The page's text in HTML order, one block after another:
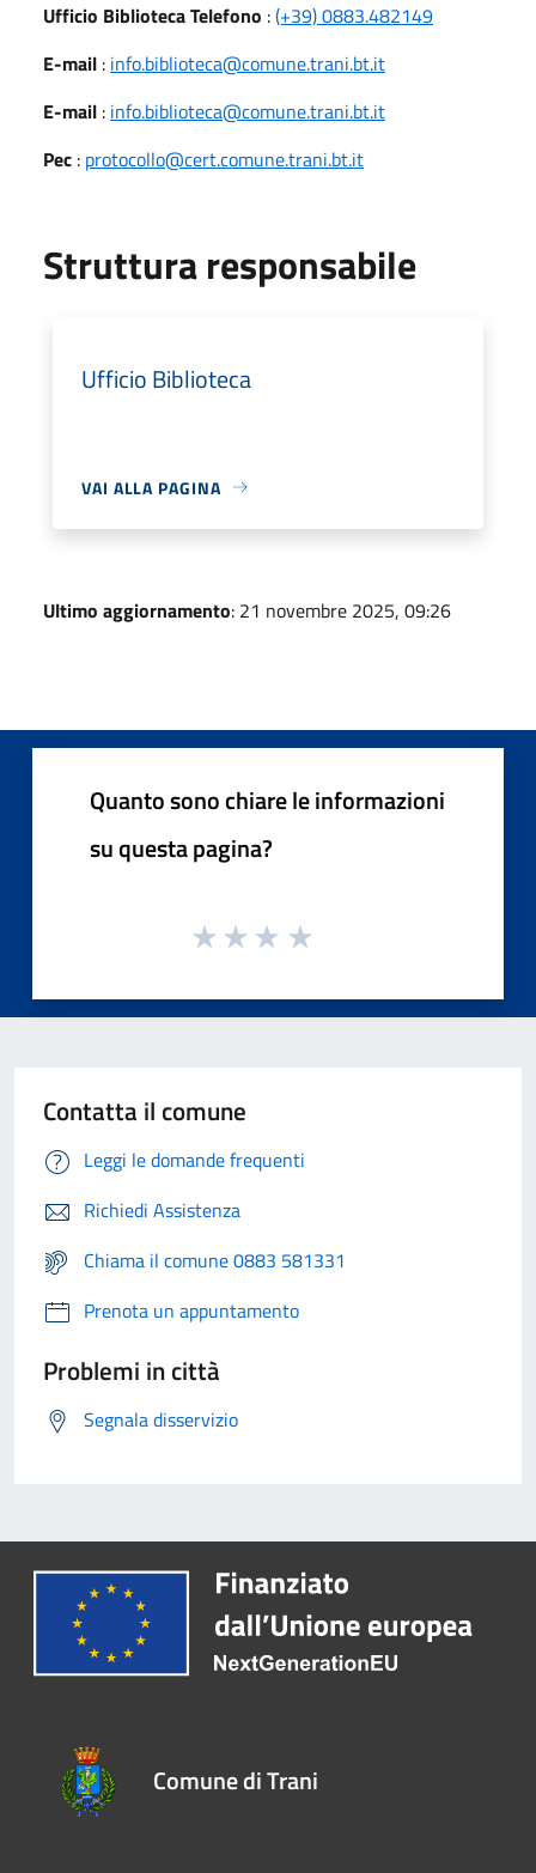
Ufficio Biblioteca Telefono :(+39) 0883.482149
E-mail : info.biblioteca@comune.trani.bt.it
E-mail : info.biblioteca@comune.trani.bt.it
Pec : protocollo@cert.comune.trani.bt.it
Struttura responsabile
Ufficio Biblioteca
VAI ALLA PAGINA
Ultimo aggiornamento: 21 novembre 2025, 09:26
Quanto sono chiare le informazioni
su questa pagina?
Contatta il comune
Leggi le domande frequenti
Richiedi Assistenza
Chiama il comune 0883 581331
Prenota un appuntamento
Problemi in città
Segnala disservizio
Comune di Trani